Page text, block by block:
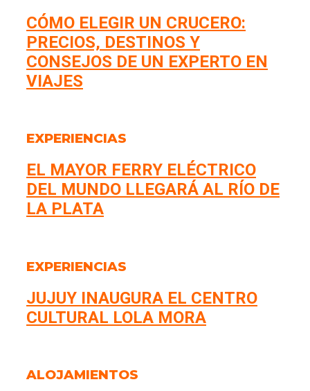
CÓMO ELEGIR UN CRUCERO:
PRECIOS, DESTINOS Y
CONSEJOS DE UN EXPERTO EN
VIAJES
EXPERIENCIAS
EL MAYOR FERRY ELÉCTRICO
DEL MUNDO LLEGARÁ AL RÍO DE
LA PLATA
EXPERIENCIAS
JUJUY INAUGURA EL CENTRO
CULTURAL LOLA MORA
ALOJAMIENTOS